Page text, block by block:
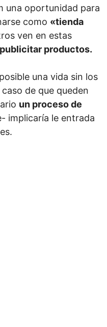
una oportunidad para
como «tienda
ven en estas
productos.
una vida sin los
de que queden
un proceso de
implicaría le entrada